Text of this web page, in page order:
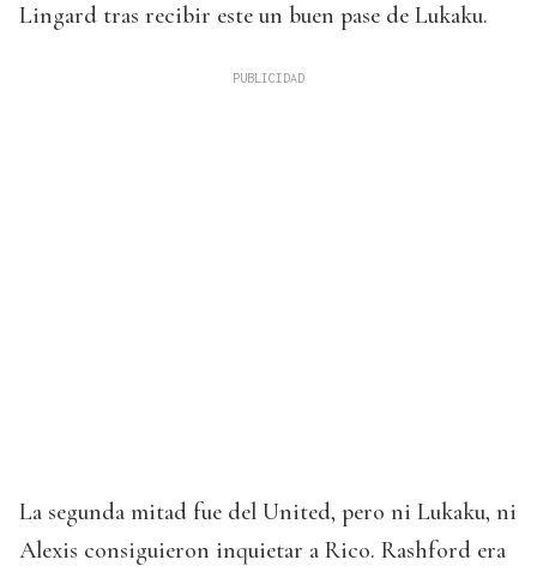
Lingard tras recibir este un buen pase de Lukaku.
La segunda mitad fue del United, pero ni Lukaku, ni
Alexis consiguieron inquietar a Rico. Rashford era